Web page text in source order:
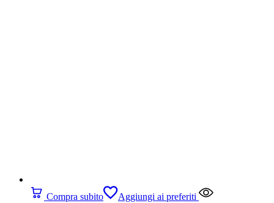
Compra subito
Aggiungi ai preferiti